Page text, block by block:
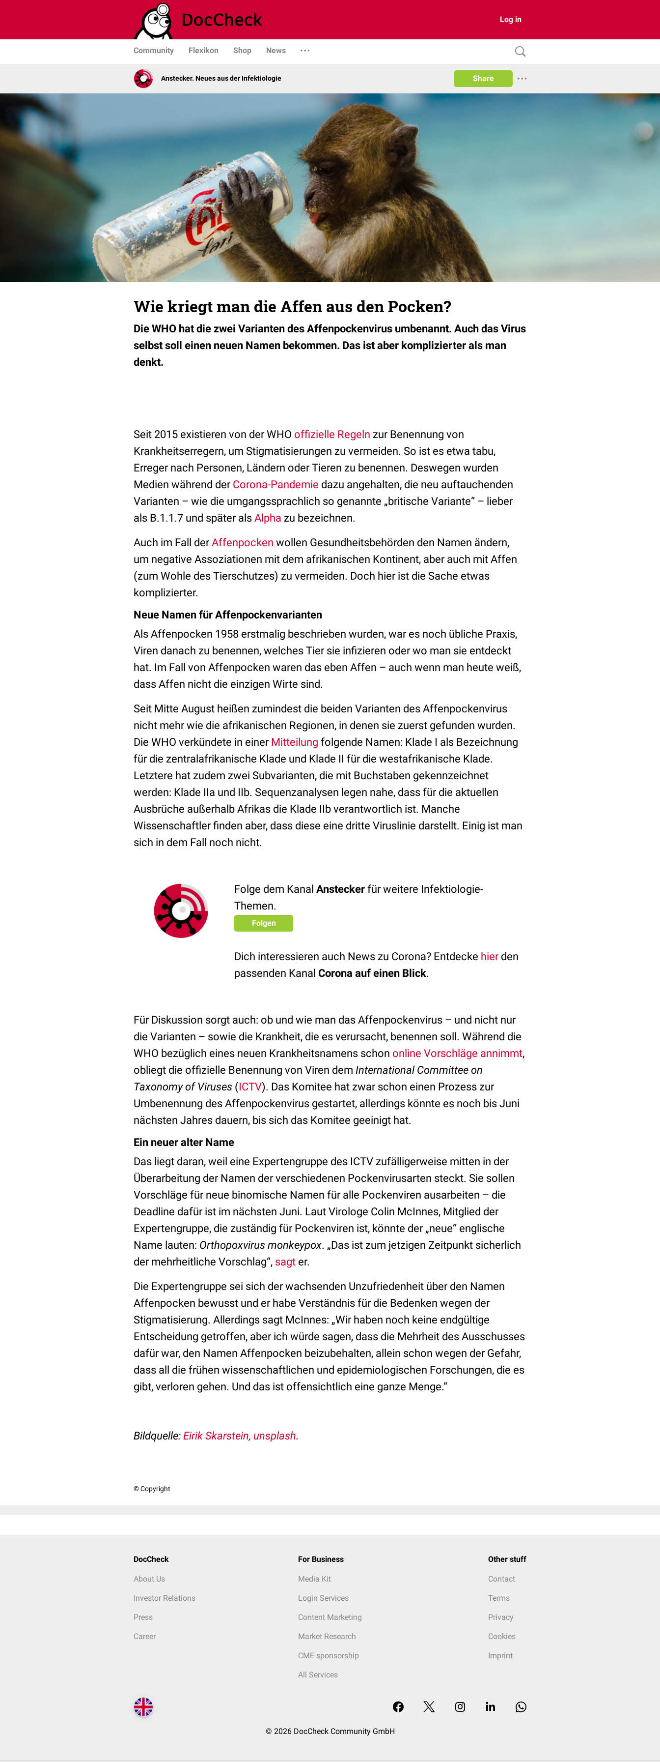
Log in
Community Flexikon Shop News
Anstecker. Neues aus der Infektiologie Share
Wie kriegt man die Affen aus den Pocken?
Die WHO hat die zwei Varianten des Affenpockenvirus umbenannt. Auch das Virus
selbst soll einen neuen Namen bekommen. Das ist aber komplizierter als man
denkt.
Seit 2015 existieren von der WHO offizielle Regeln zur Benennung von
Krankheitserregern, um Stigmatisierungen zu vermeiden. So ist es etwa tabu,
Erreger nach Personen, Ländern oder Tieren zu benennen. Deswegen wurden
Medien während der Corona-Pandemie dazu angehalten, die neu auftauchenden
Varianten – wie die umgangssprachlich so genannte „britische Variante“ – lieber
als B.1.1.7 und später als Alpha zu bezeichnen.
Auch im Fall derAffenpocken wollen Gesundheitsbehörden den Namen ändern,
um negative Assoziationen mit dem afrikanischen Kontinent, aber auch mit Affen
(zum Wohle des Tierschutzes) zu vermeiden. Doch hier ist die Sache etwas
komplizierter.
Neue Namen für Affenpockenvarianten
Als Affenpocken 1958 erstmalig beschrieben wurden, war es noch übliche Praxis,
Viren danach zu benennen, welches Tier sie infizieren oder wo man sie entdeckt
hat. Im Fall von Affenpocken waren das eben Affen – auch wenn man heute weiß,
dass Affen nicht die einzigen Wirte sind.
Seit Mitte August heißen zumindest die beiden Varianten des Affenpockenvirus
nicht mehr wie die afrikanischen Regionen, in denen sie zuerst gefunden wurden.
Die WHO verkündete in einer Mitteilung folgende Namen: Klade I als Bezeichnung
für die zentralafrikanische Klade und Klade II für die westafrikanische Klade.
Letztere hat zudem zwei Subvarianten, die mit Buchstaben gekennzeichnet
werden: Klade IIa und IIb. Sequenzanalysen legen nahe, dass für die aktuellen
Ausbrüche außerhalb Afrikas die Klade IIb verantwortlich ist. Manche
Wissenschaftler finden aber, dass diese eine dritte Viruslinie darstellt. Einig ist man
sich in dem Fall noch nicht.
Folge dem Kanal Anstecker für weitere Infektiologie-
Themen.
Folgen
Dich interessieren auch News zu Corona? Entdecke hierden
passenden Kanal Corona auf einen Blick.
Für Diskussion sorgt auch: ob und wie man das Affenpockenvirus – und nicht nur
die Varianten – sowie die Krankheit, die es verursacht, benennen soll. Während die
WHO bezüglich eines neuen Krankheitsnamens schon online Vorschläge annimmt,
obliegt die offizielle Benennung von Viren dem International Committee on
Taxonomy of Viruses (ICTV). Das Komitee hat zwar schon einen Prozess zur
Umbenennung des Affenpockenvirus gestartet, allerdings könnte es noch bis Juni
nächsten Jahres dauern, bis sich das Komitee geeinigt hat.
Ein neuer alter Name
Das liegt daran, weil eine Expertengruppe des ICTV zufälligerweise mitten in der
Überarbeitung der Namen der verschiedenen Pockenvirusarten steckt. Sie sollen
Vorschläge für neue binomische Namen für alle Pockenviren ausarbeiten – die
Deadline dafür ist im nächsten Juni. Laut Virologe Colin McInnes, Mitglied der
Expertengruppe, die zuständig für Pockenviren ist, könnte der „neue“ englische
Name lauten: Orthopoxvirus monkeypox. „Das ist zum jetzigen Zeitpunkt sicherlich
der mehrheitliche Vorschlag“, sagt er.
Die Expertengruppe sei sich der wachsenden Unzufriedenheit über den Namen
Affenpocken bewusst und er habe Verständnis für die Bedenken wegen der
Stigmatisierung. Allerdings sagt McInnes: „Wir haben noch keine endgültige
Entscheidung getroffen, aber ich würde sagen, dass die Mehrheit des Ausschusses
dafür war, den Namen Affenpocken beizubehalten, allein schon wegen der Gefahr,
dass all die frühen wissenschaftlichen und epidemiologischen Forschungen, die es
gibt, verloren gehen. Und das ist offensichtlich eine ganze Menge.“
Bildquelle: Eirik Skarstein, unsplash.
© Copyright
DocCheck
About Us
Investor Relations
Press
Career
For Business
Media Kit
Login Services
Content Marketing
Market Research
CME sponsorship
All Services
Other stuff
Contact
Terms
Privacy
Cookies
Imprint
© 2026 DocCheck Community GmbH